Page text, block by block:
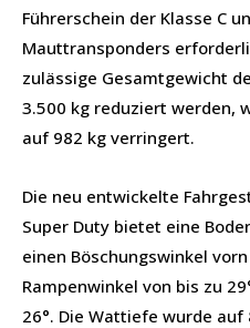
Führerschein der Klasse C
Mauttransponders
zulässige Gesamtgewicht
3.500 kg reduziert werden,
auf 982 kg verringert.
Die neu entwickelte
Super Duty bietet eine
einen Böschungswinkel
Rampenwinkel von bis zu
26°. Die Wattiefe wurde